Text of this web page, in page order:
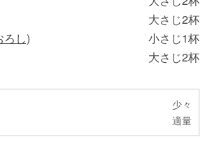
大さじ2杯
し)
小さじ1杯
大さじ2杯
少々
適量